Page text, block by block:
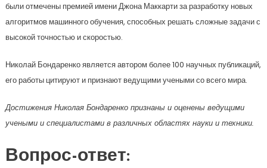
были отмечены премией имени Джона Маккарти за разработку новых
алгоритмов машинного обучения, способных решать сложные задачи с
высокой точностью и скоростью.
Николай Бондаренко является автором более 100 научных публикаций,
его работы цитируют и признают ведущими учеными со всего мира.
Достижения Николая Бондаренко признаны и оценены ведущими
учеными и специалистами в различных областях науки и техники.
Вопрос-ответ: